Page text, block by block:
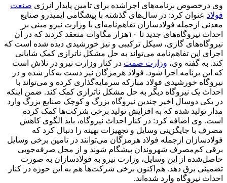
وی درخصوص برنامه‌های اجراشده برای تامین پایدار انرژی صنعت
فولاد عنوان کرد: در سال‌های گذشته با پیشگامی ایمیدرو صنایع
معدنی ازجمله فولادسازان تفاهم‌نامه‌ای با وزارت نیرو مبنی بر
احداث نیروگاه‌های جدید تا ۱۰هزار مگاوات منعقد کردند که در آن
نیروگاه‌های گازی، سیکل ترکیبی و نیز خورشیدی دیده شده است که
اجرای این تفاهم‌نامه می‌تواند به حل مشکل ناترازی کمک شایانی
کند. به گفته وی، وزارت صمت در کنار وزارت نیرو در تلاش است
که این برنامه اجرا شود. فولاد هرمزگان نیز دست به‌کار شده و در
نیروگاه خورشیدی فولاد مبارکه سرمایه‌گذاری کرده و می‌تواند با
احداث یک نیروگاه دیگر به حل مشکل ناترازی کمک کند. ضمن اینکه
در یکی دوسال اخیر چندین نیروگاه بزرگ و کوچک صنایع بزرگ وارد
مدار تولید شده که به افزایش تولید برخی شرکت‌ها کمک کرده
است. وی اضافه کرد: در کنار احداث نیروگاه، باید الگوی کاهش
مصرف با جایگزینی وسایل و تجهیزات بهینه را دنبال کرد که
فولادسازان ازجمله فولاد هرمزگان می‌توانند در تامین برخی وسایل
برقی کم‌مصرف شهروندان پیشگام شوند و از محل صرفه‌جویی
حاصل‌شده از این وسایل، وزارت نیرو به فولادسازان به صورت
تضمینی برق دهد. هم‌اکنون برخی شرکت‌ها هم به این حوزه در کنار
احداث نیروگاه وارد شده‌اند.